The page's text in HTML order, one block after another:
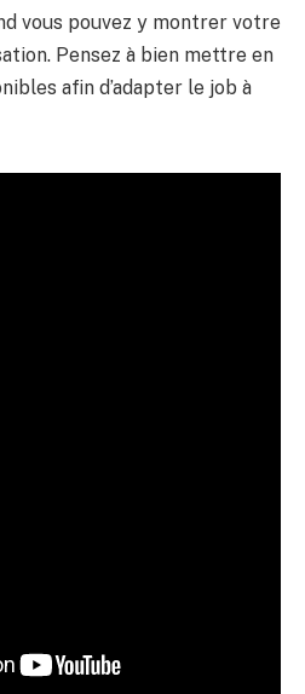
vous pouvez y montrer votre
Pensez à bien mettre en
afin d’adapter le job à